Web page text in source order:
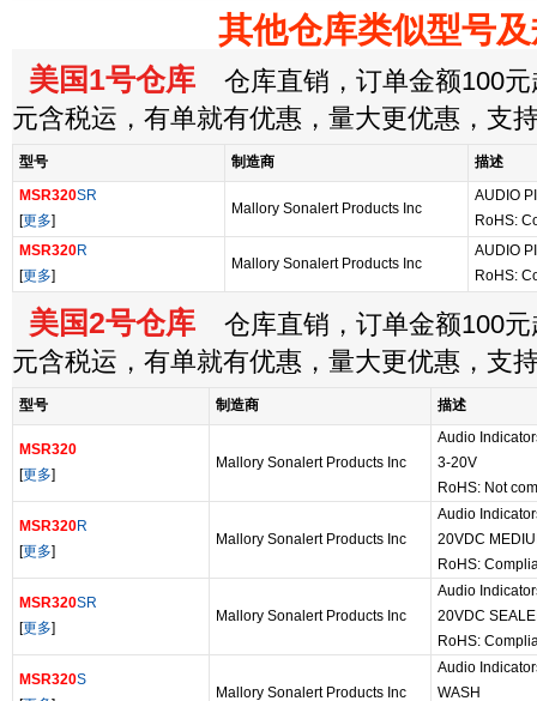
其他仓库类似型号
美国1号仓库 仓库直销，订单金额100元
元含税运，有单就有优惠，量大更优惠，支
型号 制造商
描述
MSR320SR
[更多]
Mallory Sonalert Products Inc
AUDIO
RoHS:
MSR320R
[更多]
Mallory Sonalert Products Inc
AUDIO
RoHS:
美国2号仓库 仓库直销，订单金额100元
元含税运，有单就有优惠，量大更优惠，支
型号 制造商 描述
MSR320
[更多]
Mallory Sonalert Products Inc
Audio
3-20V
RoHS: Not
MSR320R
[更多]
Mallory Sonalert Products Inc
Audio
20VDC
RoHS:
MSR320SR
[更多]
Mallory Sonalert Products Inc
Audio
20VDC
RoHS:
MSR320S
Mallory Sonalert Products Inc
Audio
WASH